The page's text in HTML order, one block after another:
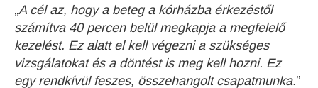
„A cél az, hogy a beteg a kórházba érkezéstől
számítva 40 percen belül megkapja a megfelelő
kezelést. Ez alatt el kell végezni a szükséges
vizsgálatokat és a döntést is meg kell hozni. Ez
egy rendkívül feszes, összehangolt csapatmunka.”